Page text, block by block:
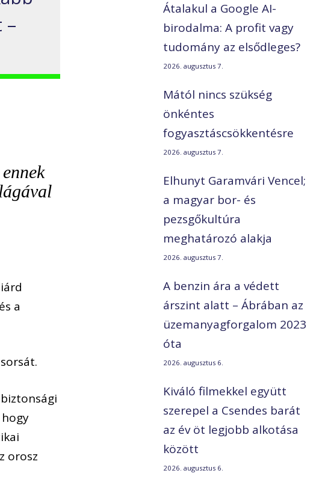
–
a
orosz
Átalakul a Google AI-
birodalma: A profit vagy
tudomány az elsődleges?
2026. augusztus 7.
Mától nincs szükség
önkéntes
fogyasztáscsökkentésre
2026. augusztus 7.
Elhunyt Garamvári Vencel;
a magyar bor- és
pezsgőkultúra
meghatározó alakja
2026. augusztus 7.
A benzin ára a védett
árszint alatt – Ábrában az
üzemanyagforgalom 2023
óta
2026. augusztus 6.
Kiváló filmekkel együtt
szerepel a Csendes barát
az év öt legjobb alkotása
között
2026. augusztus 6.